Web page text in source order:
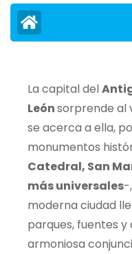
La capital del
Leónsorprende al
se acerca a ella,
monumentos
Catedral, San
más universales-
moderna ciudad
parques, fuentes y
armoniosa